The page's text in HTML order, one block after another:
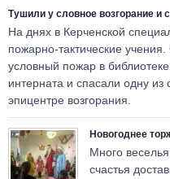
Тушили у словное возгорание и
На днях в Керченской
пожарно-тактические
условный пожар в
интерната и спасали одну
эпицентре возгорания.
Новогоднее
Много
счастья